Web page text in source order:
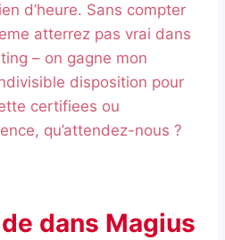
d’heure. Sans compter
atterrez pas vrai dans
– on gagne mon
disposition pour
certifiees ou
qu’attendez-nous ?
dans Magius